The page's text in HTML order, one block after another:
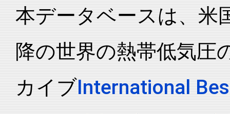
2001202N14243 2001 37 EP MM
2001202N14243 EP MM
2001202N14243 2001 37 EP MM
2001202N14243 2001 37 EP MM
本データベースは、米
降の世界の熱帯低気圧
カイブInternational